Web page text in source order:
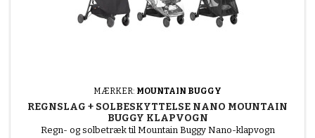
MÆRKER: MOUNTAIN BUGGY
REGNSLAG + SOLBESKYTTELSE NANO MOUNTAIN
BUGGY KLAPVOGN
Regn- og solbetræk til Mountain Buggy Nano-klapvogn